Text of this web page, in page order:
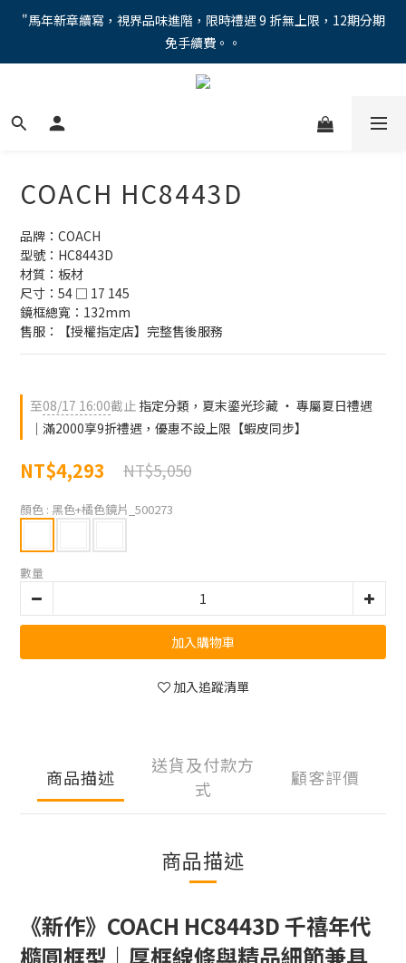
"馬年新章續寫，視界品味進階，限時禮遇 9 折無上限，12期分期
免手續費。。
"馬年新章續寫，視界品味進階，限時禮遇 9 折無上限，12期分期
免手續費。。
全新上市【全視線第九代變色鏡片GEN S】，門市配鏡享限時體驗
COACH HC8443D
品牌：COACH
型號：HC8443D
材質：板材
尺寸：54 □ 17 145
鏡框總寬：132mm
售服：【授權指定店】完整售後服務
至08/17 16:00截止 指定分類，夏末鎏光珍藏 ‧ 專屬夏日禮遇
｜滿2000享9折禮遇，優惠不設上限【蝦皮同步】
NT$4,293 NT$5,050
顏色 : 黑色+橘色鏡片_500273
數量
加入購物車
加入追蹤清單
商品描述
送貨及付款方
式
顧客評價
商品描述
《新作》 COACH HC8443D 千禧年代
橢圓框型｜厚框線條與精品細節兼具